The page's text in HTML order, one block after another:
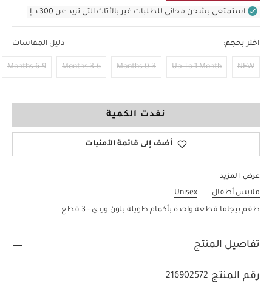
استمتعي بشحن مجاني للطلبات غير بالأثاث التي تزيد عن 300 د.إ
اختر بحجم: دليل المقاسات
NEW
Up To 1 Month
0-3 Months
3-6 Months
6-9 Months
نفدت الكمية
أضف إلى قائمة الأمنيات
عرض المزيد
ملابس أطفال
Unisex
طقم بيجاما قطعة واحدة بأكمام طويلة بلون وردي - 3 قطع
تفاصيل المنتج
رقم المنتج 216902572